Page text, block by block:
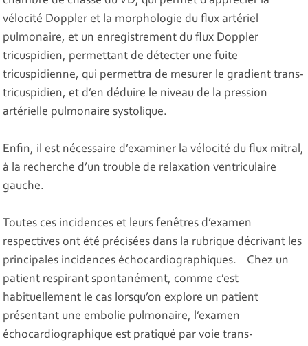
vélocité Doppler et la morphologie du flux artériel
pulmonaire, et un enregistrement du flux Doppler
tricuspidien, permettant de détecter une fuite
tricuspidienne, qui permettra de mesurer le gradient trans-
tricuspidien, et d’en déduire le niveau de la pression
artérielle pulmonaire systolique.
Enfin, il est nécessaire d’examiner la vélocité du flux mitral,
à la recherche d’un trouble de relaxation ventriculaire
gauche.
Toutes ces incidences et leurs fenêtres d’examen
respectives ont été précisées dans la rubrique décrivant les
principales incidences échocardiographiques. Chez un
patient respirant spontanément, comme c’est
habituellement le cas lorsqu’on explore un patient
présentant une embolie pulmonaire, l’examen
échocardiographique est pratiqué par voie trans-